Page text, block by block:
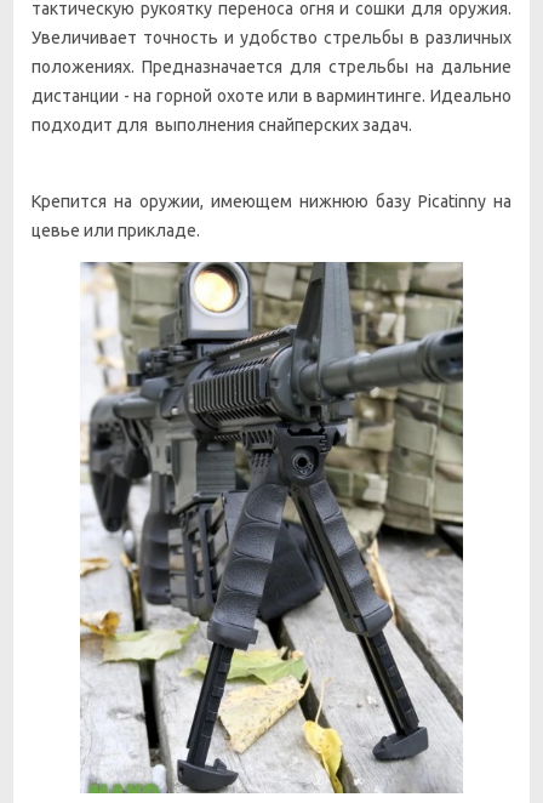
тактическую рукоятку переноса огня и сошки для оружия.
Увеличивает точность и удобство стрельбы в различных
положениях. Предназначается для стрельбы на дальние
дистанции - на горной охоте или в варминтинге. Идеально
подходит для выполнения снайперских задач.
Крепится на оружии, имеющем нижнюю базу Picatinny на
цевье или прикладе.